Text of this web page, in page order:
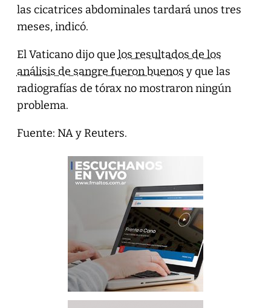
las cicatrices abdominales tardará unos tres
meses, indicó.
El Vaticano dijo que los resultados de los
análisis de sangre fueron buenos y que las
radiografías de tórax no mostraron ningún
problema.
Fuente: NA y Reuters.